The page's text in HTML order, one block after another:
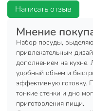
и легкость ухода
Экономия и
подарка;
Этот набор кастрюль
кто ищет
ежедневного
разного объема (1.9,
небольшие порции,
крышки из
Написать отзыв
Мнение
Набор посуды,
привлекательным
дополнением на кухне.
удобный объем и
эффективную готовку.
тонкие стенки и дно
приготовления пищи.